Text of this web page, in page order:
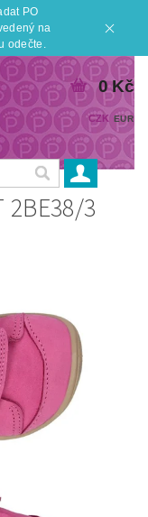
PO
na
odečte.
CZK EUR
0 Kč
2BE38/3